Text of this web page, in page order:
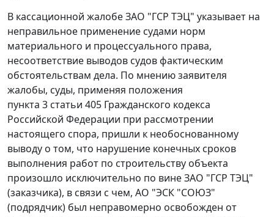
В кассационной жалобе ЗАО "ГСР ТЭЦ" указывает на
неправильное применение судами норм
материального и процессуального права,
несоответствие выводов судов фактическим
обстоятельствам дела. По мнению заявителя
жалобы, суды, применяя положения
пункта 3 статьи 405 Гражданского кодекса
Российской Федерации при рассмотрении
настоящего спора, пришли к необоснованному
выводу о том, что нарушение конечных сроков
выполнения работ по строительству объекта
произошло исключительно по вине ЗАО "ГСР ТЭЦ"
(заказчика), в связи с чем, АО "ЭСК "СОЮЗ"
(подрядчик) был неправомерно освобожден от